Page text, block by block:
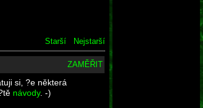
Starší Nejstarší
ZAMĚŘIT
si, ?e některá
návody. -)